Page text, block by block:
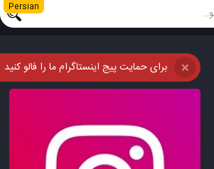
Persian
برای حمایت پیج اینستاگرام ما را فالو کنید ❌